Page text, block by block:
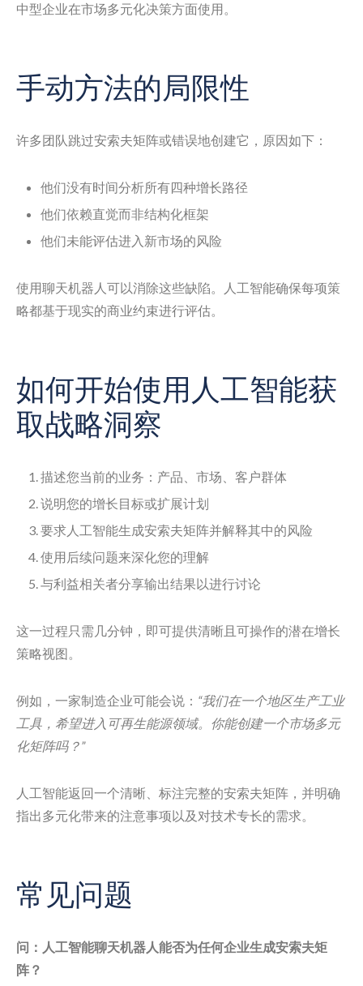
中型企业在市场多元化决策方面使用。
手动方法的局限性
许多团队跳过安索夫矩阵或错误地创建它，原因如下：
他们没有时间分析所有四种增长路径
他们依赖直觉而非结构化框架
他们未能评估进入新市场的风险
使用聊天机器人可以消除这些缺陷。人工智能确保每项策
略都基于现实的商业约束进行评估。
如何开始使用人工智能获
取战略洞察
描述您当前的业务：产品、市场、客户群体
说明您的增长目标或扩展计划
要求人工智能生成安索夫矩阵并解释其中的风险
使用后续问题来深化您的理解
与利益相关者分享输出结果以进行讨论
这一过程只需几分钟，即可提供清晰且可操作的潜在增长
策略视图。
例如，一家制造企业可能会说： “我们在一个地区生产工业
工具，希望进入可再生能源领域。你能创建一个市场多元
化矩阵吗？”
人工智能返回一个清晰、标注完整的安索夫矩阵，并明确
指出多元化带来的注意事项以及对技术专长的需求。
常见问题
问：人工智能聊天机器人能否为任何企业生成安索夫矩
阵？